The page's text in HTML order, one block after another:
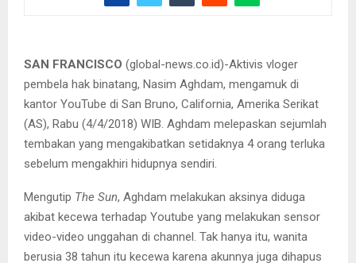
SAN FRANCISCO (global-news.co.id)-Aktivis vloger
pembela hak binatang, Nasim Aghdam, mengamuk di
kantor YouTube di San Bruno, California, Amerika Serikat
(AS), Rabu (4/4/2018) WIB. Aghdam melepaskan sejumlah
tembakan yang mengakibatkan setidaknya 4 orang terluka
sebelum mengakhiri hidupnya sendiri.
Mengutip The Sun, Aghdam melakukan aksinya diduga
akibat kecewa terhadap Youtube yang melakukan sensor
video-video unggahan di channel. Tak hanya itu, wanita
berusia 38 tahun itu kecewa karena akunnya juga dihapus